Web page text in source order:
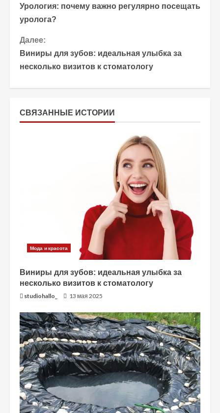
р
о
д
ж
е
и
Урология: почему важно регулярно посещать
уролога?
Далее:
Виниры для зубов: идеальная улыбка за
несколько визитов к стоматологу
СВЯЗАННЫЕ ИСТОРИИ
Мода и красота
Виниры для зубов: идеальная улыбка за
несколько визитов к стоматологу
studiohallo_ 13 мая 2025